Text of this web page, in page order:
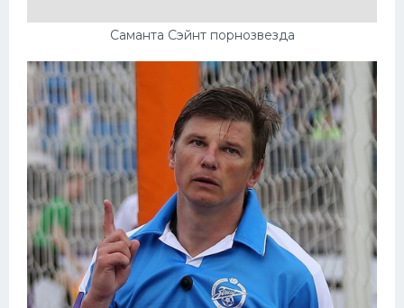
Саманта Сэйнт порнозвезда